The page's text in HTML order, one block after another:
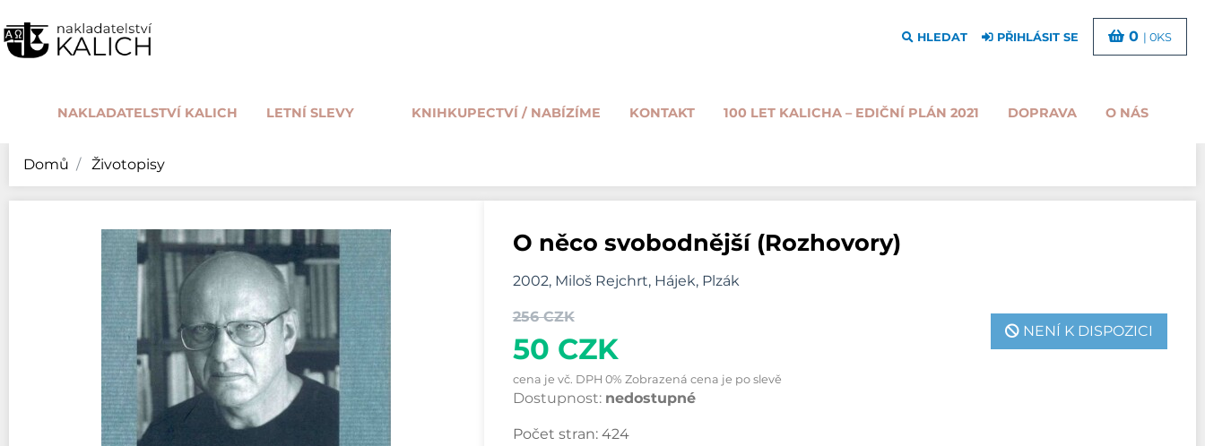
NAKLADATELSTVÍ KALICH LETNÍ SLEVY KNIHKUPECTVÍ / NABÍZÍME KONTAKT 100 LET KALICHA – EDIČNÍ PLÁN 2021 DOPRAVA O NÁS
HLEDAT PŘIHLÁSIT SE 0 | 0KS
Domů Životopisy
O něco svobodnější (Rozhovory)
2002, Miloš Rejchrt, Hájek, Plzák
256 CZK
50 CZK
NENÍ K DISPOZICI
cena je vč. DPH 0% Zobrazená cena je po slevě
Dostupnost: nedostupné
Počet stran: 424